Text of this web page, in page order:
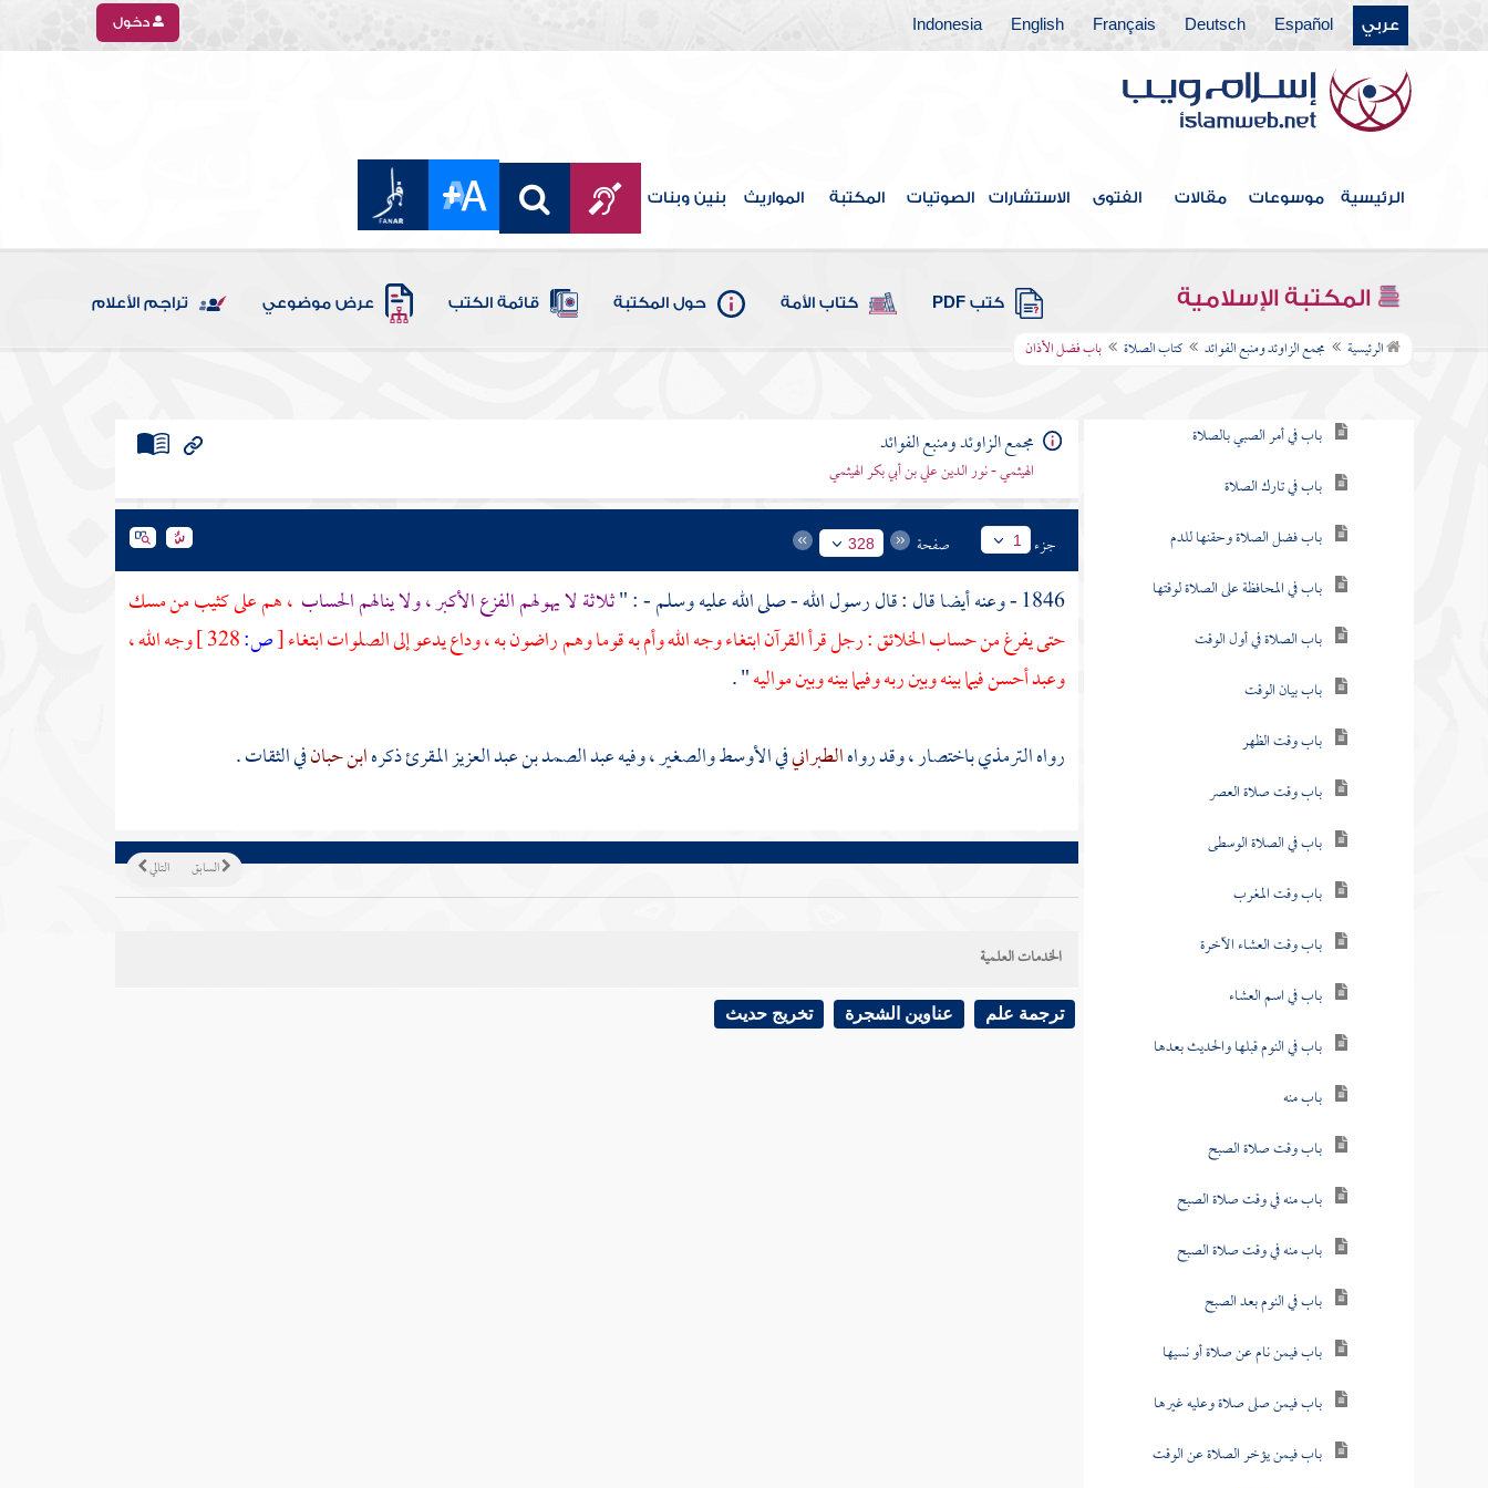
عربي Español
Deutsch
Français
English
Indonesia دخول
الرئيسية موسوعات مقالات الفتوى الاستشارات الصوتيات المكتبة المواريث بنين وبنات
المكتبة الإسلامية كتب PDF كتاب الأمة حول المكتبة قائمة الكتب عرض موضوعي تراجم الأعلام
الرئيسية مجمع الزاوئد ومنبع الفوائد كتاب الصلاة باب فضل الأذان
فهرس الكتاب
خطبة الكتاب
كتاب الإيمان
كتاب العلم
كتاب الصلاة
باب في أمر الصبي بالصلاة
باب في تارك الصلاة
باب فضل الصلاة وحقنها للدم
باب في المحافظة على الصلاة لوقتها
باب الصلاة في أول الوقت
باب بيان الوقت
باب وقت الظهر
باب وقت صلاة العصر
باب في الصلاة الوسطى
باب وقت المغرب
باب وقت العشاء الآخرة
باب في اسم العشاء
باب في النوم قبلها والحديث بعدها
باب منه
باب وقت صلاة الصبح
باب منه في وقت صلاة الصبح
باب منه في وقت صلاة الصبح
باب في النوم بعد الصبح
باب فيمن نام عن صلاة أو نسيها
باب فيمن صلى صلاة وعليه غيرها
باب فيمن يؤخر الصلاة عن الوقت
مجمع الزاوئد ومنبع الفوائد
الهيثمي - نور الدين علي بن أبي بكر الهيثمي
جزء 1 صفحة 328
1846 - وعنه أيضا قال : قال رسول الله - صلى الله عليه وسلم - : " ثلاثة لا يهولهم الفزع الأكبر ، ولا ينالهم الحساب ، هم على كثيب من مسك
حتى يفرغ من حساب الخلائق : رجل قرأ القرآن ابتغاء وجه الله وأم به قوما وهم راضون به ، وداع يدعو إلى الصلوات ابتغاء[ص:
وجه الله ،
وعبد أحسن فيما بينه وبين ربه وفيما بينه وبين مواليه" .
رواهالترمذيباختصار ، وقد رواهالطبرانيفي الأوسط والصغير ، وفيهعبد الصمد بن عبد العزيز المقرئذكرهابن حبانفي الثقات .
التالي السابق
الخدمات العلمية
ترجمة علم عناوين الشجرة تخريج حديث